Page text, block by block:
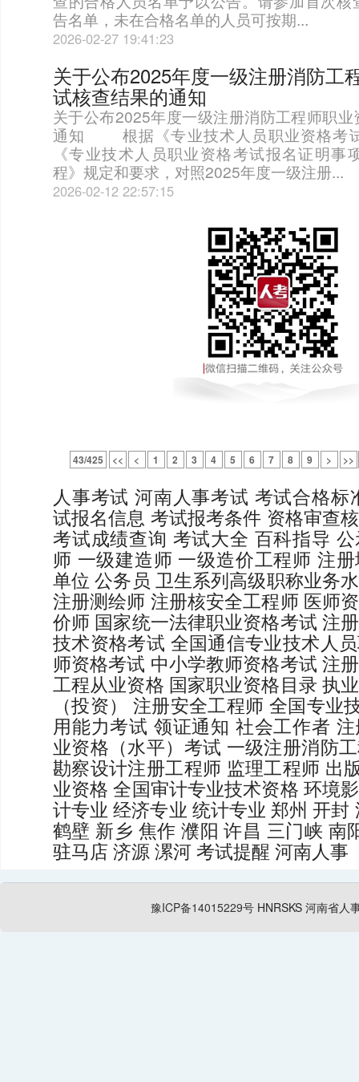
告名单，未在合格名单的人员可按期...
2026-02-27 19:41:23
关于公布2025年度一级注册消防工
试核查结果的通知
关于公布2025年度一级注册消防工程师职
通知 根据《专业技术人员职业资格考
《专业技术人员职业资格考试报名证明事
程》规定和要求，对照2025年度一级注册...
2026-02-12 22:57:15
43/425 << < 1 2 3 4 5 6 7 8 9 > >>
人事考试 河南人事考试 考试合格标
试报名信息 考试报考条件 资格审查
考试成绩查询 考试大全 百科指导
师 一级建造师 一级造价工程师 注
单位 公务员 卫生系列高级职称业务
注册测绘师 注册核安全工程师 医师
价师 国家统一法律职业资格考试 注
技术资格考试 全国通信专业技术人
师资格考试 中小学教师资格考试 注
工程从业资格 国家职业资格目录 执
（投资） 注册安全工程师 全国专业
用能力考试 领证通知 社会工作者
业资格（水平）考试 一级注册消防
勘察设计注册工程师 监理工程师 出
业资格 全国审计专业技术资格 环境
计专业 经济专业 统计专业 郑州 开封
鹤壁 新乡 焦作 濮阳 许昌 三门峡 南
驻马店 济源漯河考试提醒 河南人事
豫ICP备14015229号 HNRSKS 河南省人